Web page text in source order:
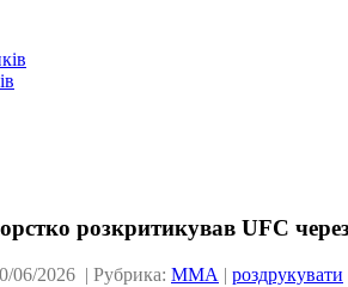
розкритикував UFC через
06/2026 | Рубрика: ММА | роздрукувати